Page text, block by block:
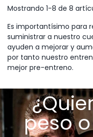
Mostrando 1-8 de 8
Es importantísimo para
suministrar a nuestro
ayuden a mejorar y
por tanto nuestro
mejor pre-entreno.
peso